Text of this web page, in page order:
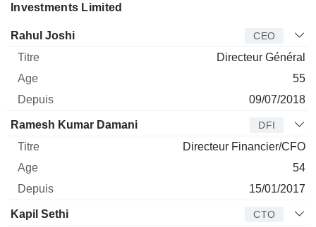
Investments Limited
Dirigeant Titre
Rahul Joshi CEO
Directeur Général
55
09/07/2018
Ramesh Kumar Damani DFI
Directeur Financier/CFO
54
15/01/2017
Kapil Sethi CTO